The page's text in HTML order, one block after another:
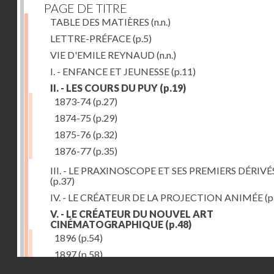
PAGE DE TITRE
TABLE DES MATIÈRES (n.n.)
LETTRE-PRÉFACE(p.5)
VIE D'EMILE REYNAUD (n.n.)
I. - ENFANCE ET JEUNESSE(p.11)
II. - LES COURS DU PUY (p.19)
1873-74(p.27)
1874-75 (p.29)
1875-76 (p.32)
1876-77(p.35)
III. - LE PRAXINOSCOPE ET SES PREMIERS
(p.37)
IV. - LE CRÉATEUR DE LA PROJECTION ANIMÉE
V. - LE CRÉATEUR DU NOUVEL ART
CINÉMATOGRAPHIQUE (p.48)
1896 (p.54)
1897(p.58)